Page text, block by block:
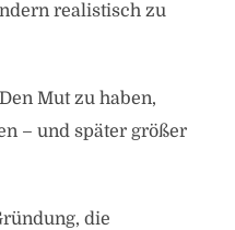
realistisch zu
Mut zu haben,
– und später größer
die